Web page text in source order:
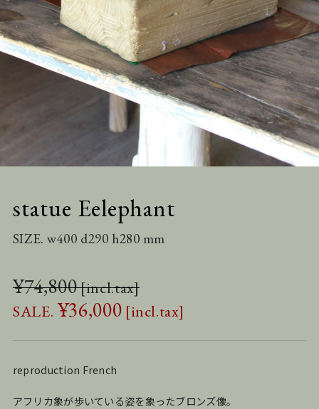
statue Eelephant
SIZE. w400 d290 h280 mm
¥74,800
¥36,000
reproduction French
アフリカ象が歩いている姿を象ったブロンズ像。